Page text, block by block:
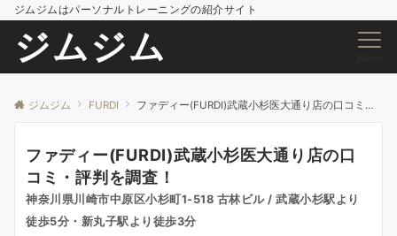
ジムジムはパーソナルトレーニングの紹介サイト
ジムジム
ジムジム FURDI ファディー(FURDI)武蔵小杉医大通り店の口コミ・評判を調査！
ファディー(FURDI)武蔵小杉医大通り店の口
コミ・評判を調査！
神奈川県川崎市中原区小杉町1-518 古林ビル / 武蔵小杉駅より
徒歩5分・新丸子駅より徒歩3分